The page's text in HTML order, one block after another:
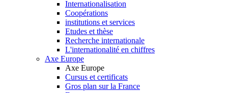
Internationalisation
Coopérations
institutions et services
Etudes et thèse
Recherche internationale
L'internationalité en chiffres
Axe Europe
Axe Europe
Cursus et certificats
Gros plan sur la France